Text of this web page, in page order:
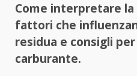
Come interpretare
fattori che
residua e consigli
carburante.